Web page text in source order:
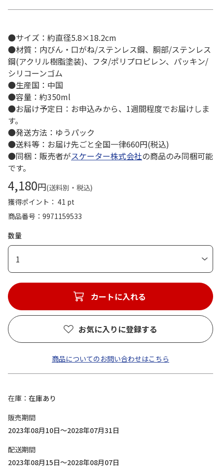
●サイズ：約直径5.8×18.2cm
●材質：内びん・口がね/ステンレス鋼、胴部/ステンレス
鋼(アクリル樹脂塗装)、フタ/ポリプロピレン、パッキン/
シリコーンゴム
●生産国：中国
●容量：約350ml
●お届け予定日：お申込みから、1週間程度でお届けしま
す。
●発送方法：ゆうパック
●送料等：お届け先ごと全国一律660円(税込)
●同梱：販売者がスケーター株式会社の商品のみ同梱可能
です。
4,180円(送料別・税込)
獲得ポイント： 41 pt
商品番号
9971159533
数量
1
カートに入れる
お気に入りに登録する
商品についてのお問い合わせはこちら
在庫
在庫あり
販売期間
2023年08月10日～2028年07月31日
配送期間
2023年08月15日～2028年08月07日